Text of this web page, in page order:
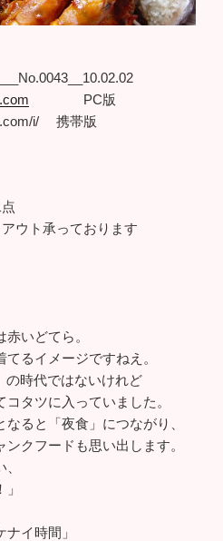
PC版
i/ 携帯版
ウト承っております
いどてら。
るイメージですねえ。
の時代ではないけれど
タツに入っていました。
ると「夜食」につながり、
クフードも思い出します。
ナイ時間」